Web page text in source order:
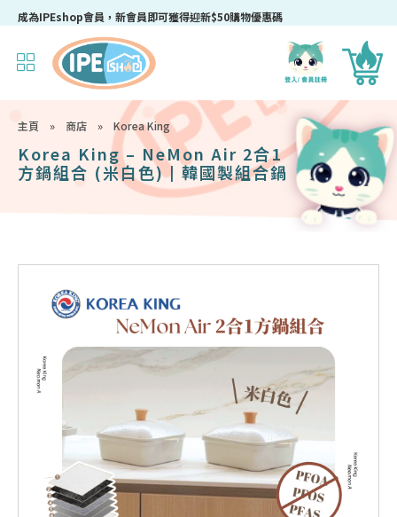
成為IPEshop會員，新會員即可獲得迎新$50購物優惠碼！
主頁 » 商店 » Korea King
Korea King – NeMon Air 2合1
方鍋組合 (米白色) | 韓國製組合鍋